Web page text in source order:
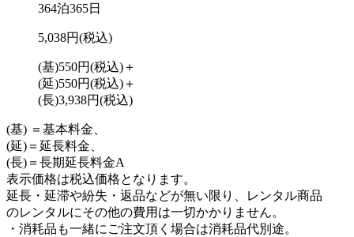
364泊365日
5,038円(税込)
(基)550円(税込)＋
(延)550円(税込)＋
(長)3,938円(税込)
(基) ＝基本料金、
(延)＝延長料金、
(長)＝長期延長料金A
表示価格は税込価格となります。
延長・延滞や紛失・返品などが無い限り、レンタル商品
のレンタルにその他の費用は一切かかりません。
消耗品も一緒にご注文頂く場合は消耗品代別途。